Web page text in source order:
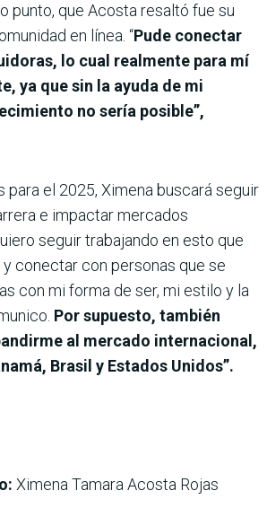
punto, que Acosta resaltó fue su
en línea. “Pude conectar
lo cual realmente para mí
ya que sin la ayuda de mi
no sería posible”,
para el 2025, Ximena buscará seguir
e impactar mercados
seguir trabajando en esto que
conectar con personas que se
con mi forma de ser, mi estilo y la
Por supuesto, también
al mercado internacional,
Brasil y Estados Unidos”.
Ximena Tamara Acosta Rojas